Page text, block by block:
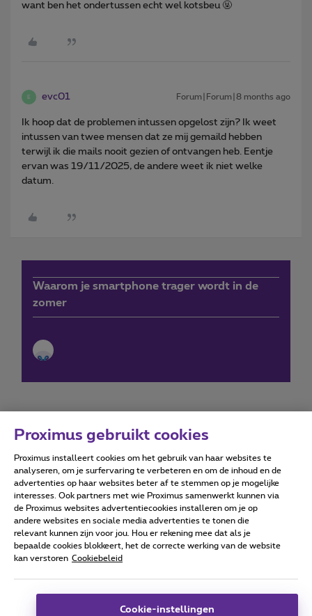
want ben het ondertussen echt wel kotsbeu 🤬
E evc01 Forum|Forum|8 months ago
Ik hoop dat de problemen intussen opgelost zijn? Ik weet
intussen van twee mensen dat ze mij gemaild hebben
terwijl ik die mails nooit gezien of ontvangen heb. Eentje
ervan was 19/11/2025, de andere weet ik niet welke
datum.
Waarom je smartphone trager wordt in de
zomer
Forumvoorwaarden Accessibility statement
Alle rechten voorbehouden. © Proximus
Algemene voorwaarden, consumenteninfo
Deze website is gecreëerd en wordt beheerd conform het
Proximus gebruikt cookies
Proximus installeert cookies om het gebruik van haar websites te
analyseren, om je surfervaring te verbeteren en om de inhoud en de
advertenties op haar websites beter af te stemmen op je mogelijke
interesses. Ook partners met wie Proximus samenwerkt kunnen via
de Proximus websites advertentiecookies installeren om je op
andere websites en sociale media advertenties te tonen die
relevant kunnen zijn voor jou. Hou er rekening mee dat als je
bepaalde cookies blokkeert, het de correcte werking van de website
kan verstoren Cookiebeleid
Cookie-instellingen